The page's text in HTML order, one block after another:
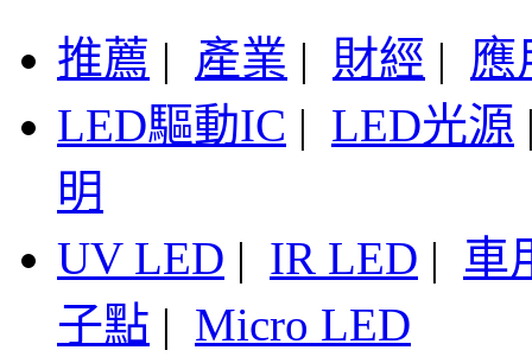
推薦 | 產業 | 財經 | 應
LED驅動IC | LED光源
明
UV LED | IR LED | 車
子點 | Micro LED